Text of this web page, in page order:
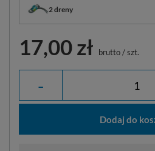
2 dreny
17,00 zł brutto/szt.
-
Dodaj do